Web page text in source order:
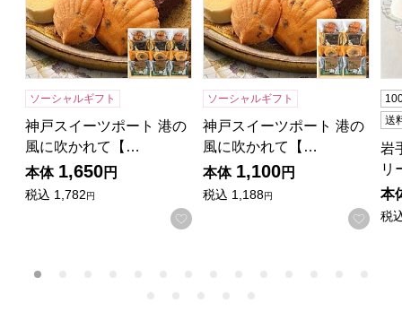
ソーシャルギフト
神戸スイーツポート 港の
風に吹かれて【…
本体 1,650円
税込 1,782円
お気に入りに登録する
ソーシャルギフト
神戸スイーツポート 港の
風に吹かれて【…
本体 1,100円
税込 1,188円
お気
送
岩
リ
本
税